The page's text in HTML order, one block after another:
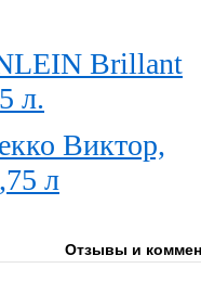
Brillant
л.
Виктор,
л
Отзывы и